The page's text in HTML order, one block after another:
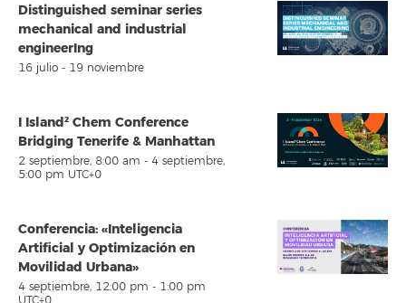
Distinguished seminar series
mechanical and industrial
engineerIng
16 julio - 19 noviembre
I Island² Chem Conference
Bridging Tenerife & Manhattan
2 septiembre, 8:00 am - 4 septiembre,
5:00 pm UTC+0
Conferencia: «Inteligencia
Artificial y Optimización en
Movilidad Urbana»
4 septiembre, 12:00 pm - 1:00 pm